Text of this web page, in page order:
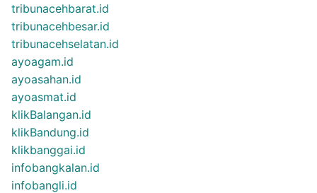
tribunacehbarat.id
tribunacehbesar.id
tribunacehselatan.id
ayoagam.id
ayoasahan.id
ayoasmat.id
klikBalangan.id
klikBandung.id
klikbanggai.id
infobangkalan.id
infobangli.id